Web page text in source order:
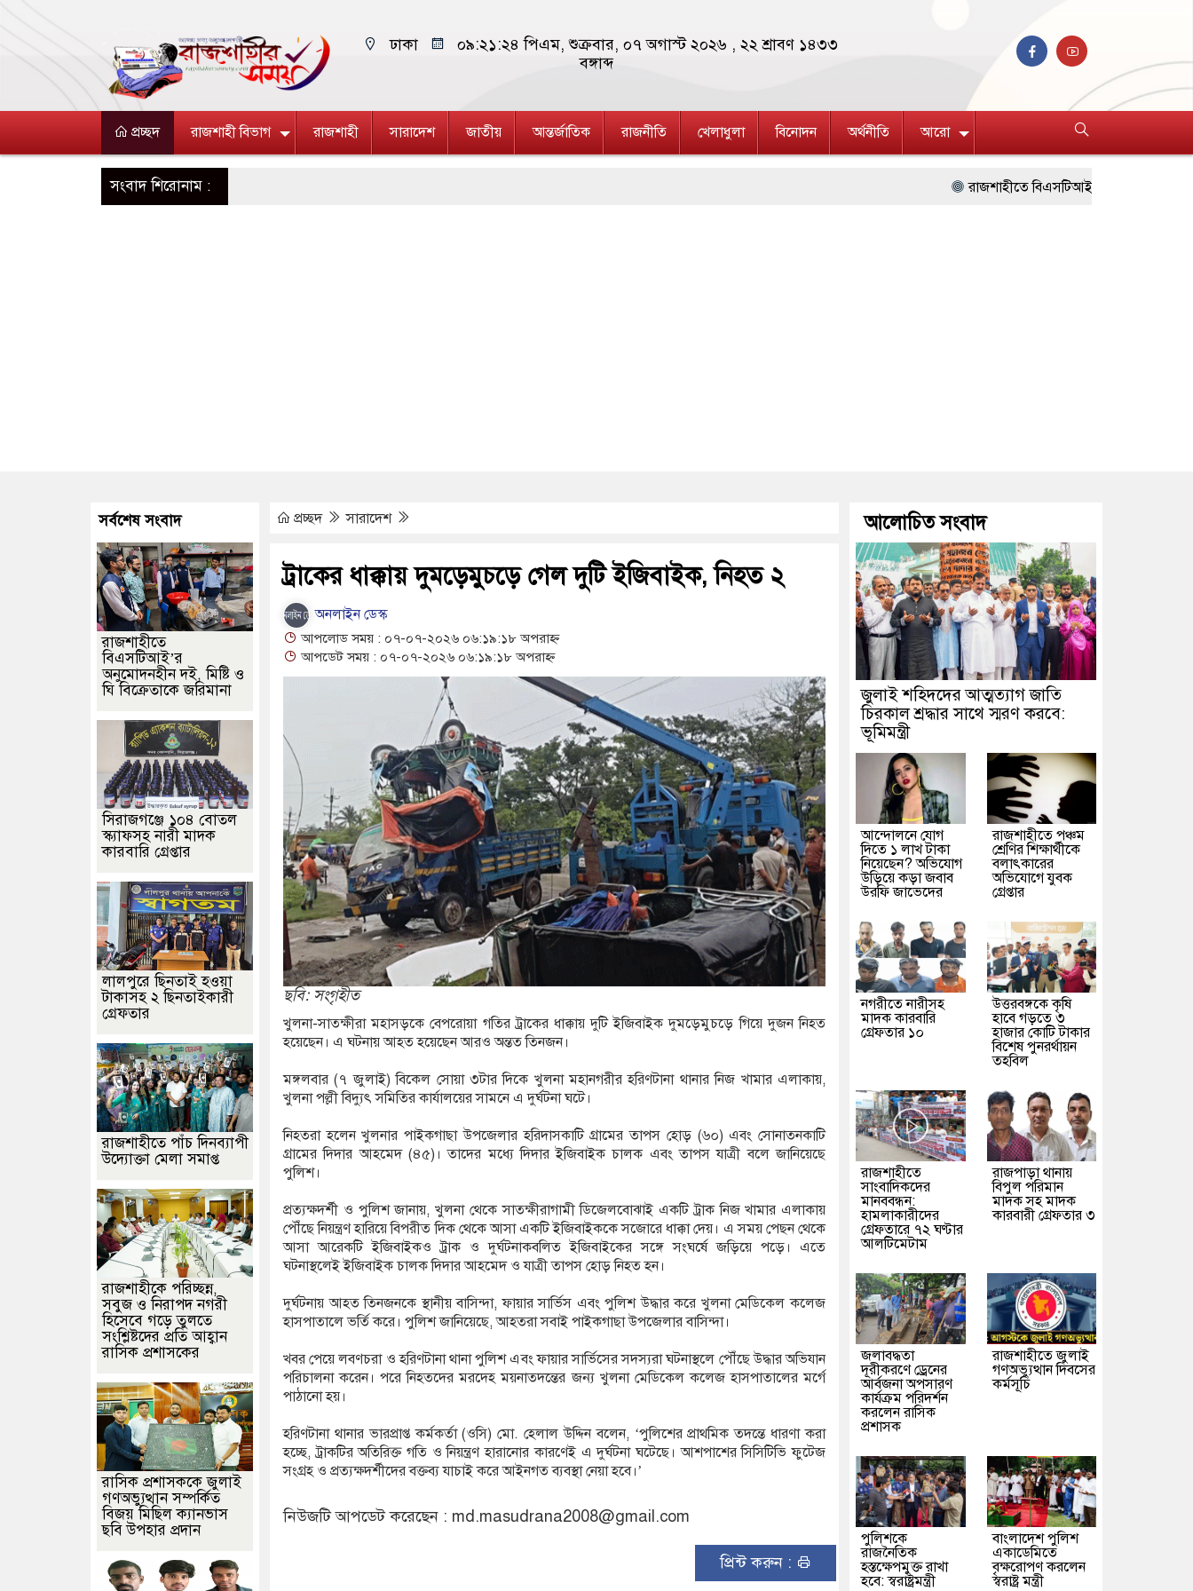
ঢাকা ০৯:২১:২৫ পিএম, শুক্রবার, ০৭ অগাস্ট ২০২৬ ,২২ শ্রাবণ ১৪৩৩
বঙ্গাব্দ
প্রচ্ছদ রাজশাহী বিভাগ রাজশাহী সারাদেশ জাতীয় আন্তর্জাতিক রাজনীতি খেলাধুলা বিনোদন অর্থনীতি আরো
সংবাদ শিরোনাম : রাজশাহীতে বিএসটিআই’র অনুমোদনহীন দই, মিষ্টি ও ঘি
বিশ্বকাপের আক্ষেপ কাটিয়ে রেকর্ড গড়ে মেসির জোড়া
বিশেষ চাহিদাসম্পন্ন ক্রীড়াবিদদের জন্য আন্তর্জাতিক
প্রচ্ছদ সারাদেশ
ট্রাকের ধাক্কায় দুমড়েমুচড়ে গেল দুটি ইজিবাইক, নিহত ২
অনলাইন ডেস্ক
আপলোড সময় : ০৭-০৭-২০২৬ ০৬:১৯:১৮ অপরাহ্ন
আপডেট সময় : ০৭-০৭-২০২৬ ০৬:১৯:১৮ অপরাহ্ন
ছবি: সংগৃহীত
খুলনা-সাতক্ষীরা মহাসড়কে বেপরোয়া গতির ট্রাকের ধাক্কায় দুটি ইজিবাইক দুমড়েমুচড়ে ‍গিয়ে দুজন নিহত
হয়েছেন। এ ঘটনায় আহত হয়েছেন আরও অন্তত তিনজন।
মঙ্গলবার (৭ জুলাই) বিকেল সোয়া ৩টার দিকে খুলনা মহানগরীর হরিণটানা থানার নিজ খামার এলাকায়,
খুলনা পল্লী বিদ্যুৎ সমিতির কার্যালয়ের সামনে এ দুর্ঘটনা ঘটে।
নিহতরা হলেন খুলনার পাইকগাছা উপজেলার হরিদাসকাটি গ্রামের তাপস হোড় (৬০) এবং সোনাতনকাটি
গ্রামের দিদার আহমেদ (৪৫)। তাদের মধ্যে দিদার ইজিবাইক চালক এবং তাপস যাত্রী বলে জানিয়েছে
পুলিশ।
প্রত্যক্ষদর্শী ও পুলিশ জানায়, খুলনা থেকে সাতক্ষীরাগামী ডিজেলবোঝাই একটি ট্রাক নিজ খামার এলাকায়
পৌঁছে নিয়ন্ত্রণ হারিয়ে বিপরীত দিক থেকে আসা একটি ইজিবাইককে সজোরে ধাক্কা দেয়। এ সময় পেছন থেকে
আসা আরেকটি ইজিবাইকও ট্রাক ও দুর্ঘটনাকবলিত ইজিবাইকের সঙ্গে সংঘর্ষে জড়িয়ে পড়ে। এতে
ঘটনাস্থলেই ইজিবাইক চালক দিদার আহমেদ ও যাত্রী তাপস হোড় নিহত হন।
দুর্ঘটনায় আহত তিনজনকে স্থানীয় বাসিন্দা, ফায়ার সার্ভিস এবং পুলিশ উদ্ধার করে খুলনা মেডিকেল কলেজ
হাসপাতালে ভর্তি করে। পুলিশ জানিয়েছে, আহতরা সবাই পাইকগাছা উপজেলার বাসিন্দা।
খবর পেয়ে লবণচরা ও হরিণটানা থানা পুলিশ এবং ফায়ার সার্ভিসের সদস্যরা ঘটনাস্থলে পৌঁছে উদ্ধার অভিযান
পরিচালনা করেন। পরে নিহতদের মরদেহ ময়নাতদন্তের জন্য খুলনা মেডিকেল কলেজ হাসপাতালের মর্গে
পাঠানো হয়।
হরিণটানা থানার ভারপ্রাপ্ত কর্মকর্তা (ওসি) মো. হেলাল উদ্দিন বলেন, ‘পুলিশের প্রাথমিক তদন্তে ধারণা করা
হচ্ছে, ট্রাকটির অতিরিক্ত গতি ও নিয়ন্ত্রণ হারানোর কারণেই এ দুর্ঘটনা ঘটেছে। আশপাশের সিসিটিভি ফুটেজ
সংগ্রহ ও প্রত্যক্ষদর্শীদের বক্তব্য যাচাই করে আইনগত ব্যবস্থা নেয়া হবে।’
নিউজটি আপডেট করেছেন : md.masudrana2008@gmail.com
প্রিন্ট করুন :
সর্বশেষ সংবাদ
রাজশাহীতে
বিএসটিআই’র
অনুমোদনহীন দই, মিষ্টি ও
ঘি বিক্রেতাকে জরিমানা
সিরাজগঞ্জে ১০৪ বোতল
স্ক্যাফসহ নারী মাদক
কারবারি গ্রেপ্তার
লালপুরে ছিনতাই হওয়া
টাকাসহ ২ ছিনতাইকারী
গ্রেফতার
রাজশাহীতে পাঁচ দিনব্যাপী
উদ্যোক্তা মেলা সমাপ্ত
রাজশাহীকে পরিচ্ছন্ন,
সবুজ ও নিরাপদ নগরী
হিসেবে গড়ে তুলতে
সংশ্লিষ্টদের প্রতি আহ্বান
রাসিক প্রশাসকের
রাসিক প্রশাসককে জুলাই
গণঅভ্যুত্থান সম্পর্কিত
বিজয় মিছিল ক্যানভাস
ছবি উপহার প্রদান
আলোচিত সংবাদ
জুলাই শহিদদের আত্মত্যাগ জাতি
চিরকাল শ্রদ্ধার সাথে স্মরণ করবে:
ভূমিমন্ত্রী
আন্দোলনে যোগ
দিতে ১ লাখ টাকা
নিয়েছেন? অভিযোগ
উড়িয়ে কড়া জবাব
উরফি জাভেদের
রাজশাহীতে পঞ্চম
শ্রেণির শিক্ষার্থীকে
বলাৎকারের
অভিযোগে যুবক
গ্রেপ্তার
নগরীতে নারীসহ
মাদক কারবারি
গ্রেফতার ১০
উত্তরবঙ্গকে কৃষি
হাবে গড়তে ৩
হাজার কোটি টাকার
বিশেষ পুনরর্থায়ন
তহবিল
রাজশাহীতে
সাংবাদিকদের
মানববন্ধন:
হামলাকারীদের
গ্রেফতারে ৭২ ঘণ্টার
আলটিমেটাম
রাজপাড়া থানায়
বিপুল পরিমান
মাদক সহ মাদক
কারবারী গ্রেফতার ৩
জলাবদ্ধতা
দূরীকরণে ড্রেনের
আর্বজনা অপসারণ
কার্যক্রম পরিদর্শন
করলেন রাসিক
প্রশাসক
রাজশাহীতে জুলাই
গণঅভ্যুত্থান দিবসের
কর্মসূচি
পুলিশকে
রাজনৈতিক
হস্তক্ষেপমুক্ত রাখা
হবে: স্বরাষ্ট্রমন্ত্রী
বাংলাদেশ পুলিশ
একাডেমিতে
বৃক্ষরোপণ করলেন
স্বরাষ্ট্র মন্ত্রী